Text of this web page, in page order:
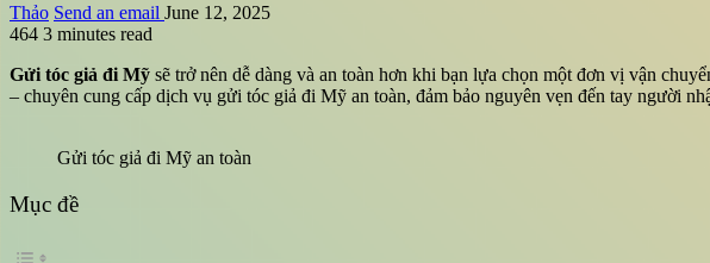
Thảo Send an email June 12, 2025
464 3 minutes read
Gửi tóc giả đi Mỹ sẽ trở nên dễ dàng và an toàn hơn khi bạn lựa chọn một đơn vị vận
– chuyên cung cấp dịch vụ gửi tóc giả đi Mỹ an toàn, đảm bảo nguyên vẹn đến tay người
Gửi tóc giả đi Mỹ an toàn
Mục đề